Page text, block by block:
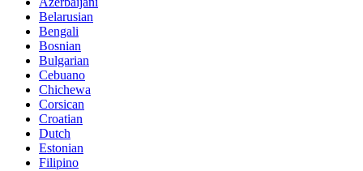
Belarusian
Bengali
Bosnian
Bulgarian
Cebuano
Chichewa
Corsican
Croatian
Dutch
Estonian
Filipino